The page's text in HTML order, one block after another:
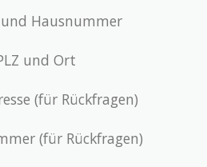
Hausnummer
und Ort
(für Rückfragen)
(für Rückfragen)